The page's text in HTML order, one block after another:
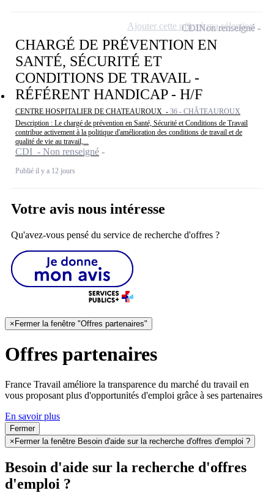
CHARGÉ DE PRÉVENTION EN
SANTÉ, SÉCURITÉ ET
CONDITIONS DE TRAVAIL -
RÉFÉRENT HANDICAP - H/F
CENTRE HOSPITALIER DE CHATEAUROUX - 36 - CHÂTEAUROUX
Description : Le chargé de prévention en Santé, Sécurité et Conditions de Travail
contribue activement à la politique d'amélioration des conditions de travail et de
qualité de vie au travail,...
CDI - Non renseigné
Publié il y a 12 jours
CDINon renseigné
Ajouter cette offre à ma sélection
Votre avis nous intéresse
Qu'avez-vous pensé du service de recherche d'offres ?
×Fermer la fenêtre "Offres partenaires"
Offres partenaires
France Travail améliore la transparence du marché du travail en
vous proposant plus d'opportunités d'emploi grâce à ses partenaires
En savoir plus
Fermer
×Fermer la fenêtre Besoin d'aide sur la recherche d'offres d'emploi ?
Besoin d'aide sur la recherche d'offres
d'emploi ?